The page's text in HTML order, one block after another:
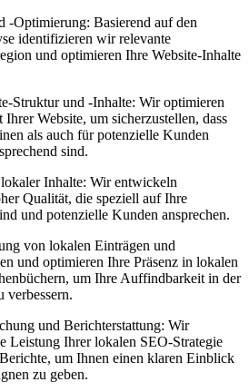
-Optimierung: Basierend auf den
identifizieren wir relevante
und optimieren Ihre Website-Inhalte
Struktur und -Inhalte: Wir optimieren
Website, um sicherzustellen, dass
als auch für potenzielle Kunden
sind.
Inhalte: Wir entwickeln
Qualität, die speziell auf Ihre
und potenzielle Kunden ansprechen.
von lokalen Einträgen und
und optimieren Ihre Präsenz in lokalen
um Ihre Auffindbarkeit in der
verbessern.
und Berichterstattung: Wir
Leistung Ihrer lokalen SEO-Strategie
um Ihnen einen klaren Einblick
zu geben.